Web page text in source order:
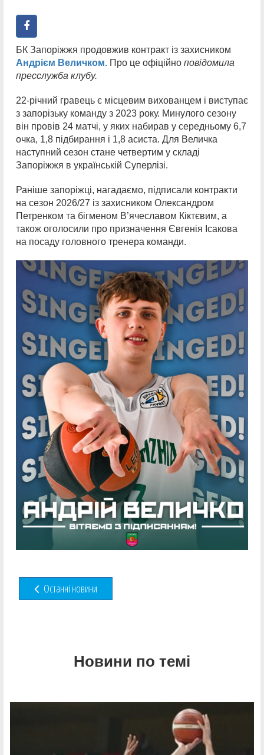
БК Запоріжжя продовжив контракт із захисником
Андрієм Величком. Про це офіційно повідомила
пресслужба клубу.
22-річний гравець є місцевим вихованцем і виступає
з запорізьку команду з 2023 року. Минулого сезону
він провів 24 матчі, у яких набирав у середньому 6,7
очка, 1,8 підбирання і 1,8 асиста. Для Величка
наступний сезон стане четвертим у складі
Запоріжжя в українській Суперлізі.
Раніше запоріжці, нагадаємо, підписали контракти
на сезон 2026/27 із захисником Олександром
Петренком та бігменом В’ячеславом Кіктєвим, а
також оголосили про призначення Євгенія Ісакова
на посаду головного тренера команди.
Останні новини
Новини по темі